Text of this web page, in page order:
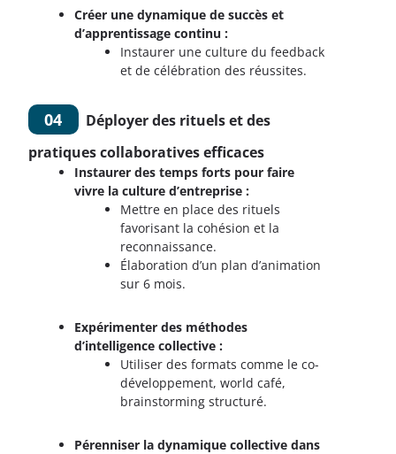
Créer une dynamique de succès et
d’apprentissage continu :
Instaurer une culture du feedback
et de célébration des réussites.
04
Déployer des rituels et des
pratiques collaboratives efficaces
Instaurer des temps forts pour faire
vivre la culture d’entreprise :
Mettre en place des rituels
favorisant la cohésion et la
reconnaissance.
Élaboration d’un plan d’animation
sur 6 mois.
Expérimenter des méthodes
d’intelligence collective :
Utiliser des formats comme le co-
développement, world café,
brainstorming structuré.
Pérenniser la dynamique collective dans